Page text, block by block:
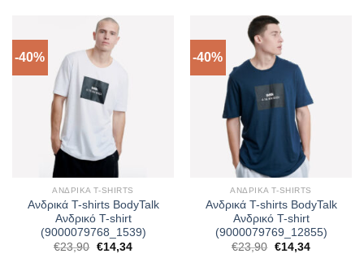
-40%
ΑΝΔΡΙΚΆ T-SHIRTS
Ανδρικά T-shirts BodyTalk
Ανδρικό T-shirt
(9000079768_1539)
€23,90 Original
€14,34Η
-40%
ΑΝΔΡΙΚΆ T-SHIRTS
Ανδρικά T-shirts BodyTalk
Ανδρικό T-shirt
(9000079769_12855)
€23,90 Original
€14,34Η